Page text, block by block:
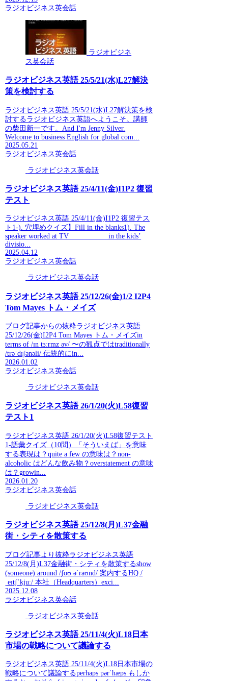
ラジオビジネス英会話
ラジオビジネ
ス英会話
ラジオビジネス英語 25/5/21(水)L27解決
策を検討する
ラジオビジネス英語 25/5/21(水)L27解決策を検
討するラジオビジネス英語へようこそ。講師
の柴田新一です。And I'm Jenny Silver.
Welcome to business English for global com...
2025.05.21
ラジオビジネス英会話
ラジオビジネス英会話
ラジオビジネス英語 25/4/11(金)I1P2 復習
テスト
ラジオビジネス英語 25/4/11(金)I1P2 復習テス
ト1-). 穴埋めクイズ】Fill in the blanks1). The
speaker worked at TV __________ in the kids’
divisio...
2025.04.12
ラジオビジネス英会話
ラジオビジネス英会話
ラジオビジネス英語 25/12/26(金)1/2 I2P4
Tom Mayes トム・メイズ
ブログ記事からの抜粋ラジオビジネス英語
25/12/26(金)I2P4 Tom Mayes トム・メイズin
terms of /ɪn tɜːrmz əv/ 〜の観点ではtraditionally
/trəˈdɪʃənəli/ 伝統的にin...
2026.01.02
ラジオビジネス英会話
ラジオビジネス英会話
ラジオビジネス英語 26/1/20(火)L58復習
テスト1
ラジオビジネス英語 26/1/20(火)L58復習テスト
1-語彙クイズ（10問）「そういえば」を意味
する表現は？quite a few の意味は？non-
alcoholic はどんな飲み物？overstatement の意味
は？growin...
2026.01.20
ラジオビジネス英会話
ラジオビジネス英会話
ラジオビジネス英語 25/12/8(月)L37金融
街・シティを散策する
ブログ記事より抜粋ラジオビジネス英語
25/12/8(月)L37金融街・シティを散策するshow
(someone) around /ʃoʊ əˈraʊnd/ 案内するHQ /
ˌeɪtʃˈkjuː/ 本社（Headquarters）exci...
2025.12.08
ラジオビジネス英会話
ラジオビジネス英会話
ラジオビジネス英語 25/11/4(火)L18日本
市場の戦略について議論する
ラジオビジネス英語 25/11/4(火)L18日本市場の
戦略について議論するperhaps pərˈhæps もしか